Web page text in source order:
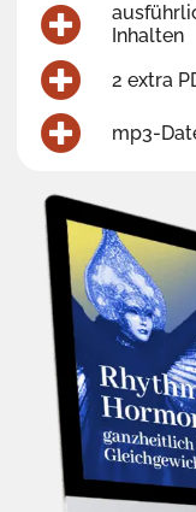
Inhalten
2 extra
mp3-